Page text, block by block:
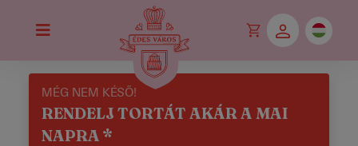
MÉG NEM KÉSŐ!
RENDELJ TORTÁT AKÁR A MAI
NAPRA *